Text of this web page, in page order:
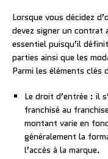
Lorsque vous décidez
devez signer un contrat
essentiel puisqu’il
parties ainsi que les
Parmi les éléments
Le droit d’entrée : il
franchisé au
montant varie en
généralement la
l’accès à la marque.